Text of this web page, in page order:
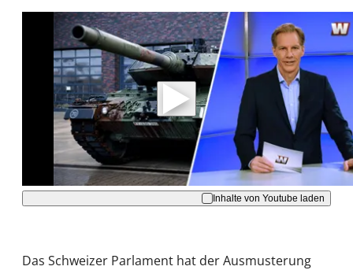
Mit der Wiedergabe dieses Videos werden
Daten an Youtube übertragen.
Hinweise dazu erhalten Sie in derDatenschutzerklärung
Akzeptieren
Inhalte von Youtube laden
Das Schweizer Parlament hat der Ausmusterung